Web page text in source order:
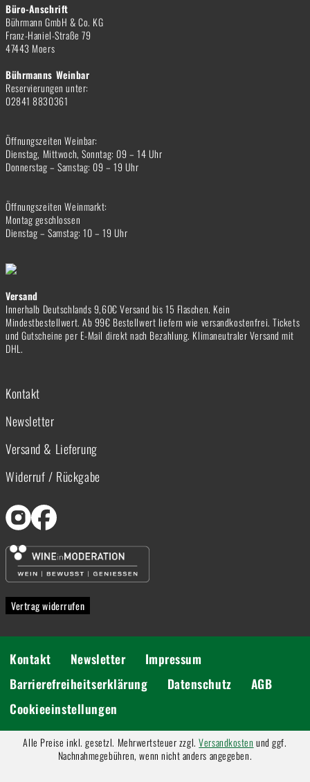
Büro-Anschrift
Bührmann GmbH & Co. KG
Franz-Haniel-Straße 79
47443 Moers
Bührmanns Weinbar
Reservierungen unter:
02841 8830361
Öffnungszeiten Weinbar:
Dienstag, Mittwoch, Sonntag: 09 – 14 Uhr
Donnerstag – Samstag: 09 – 19 Uhr
Öffnungszeiten Weinmarkt:
Montag geschlossen
Dienstag – Samstag: 10 – 19 Uhr
Versand
Innerhalb Deutschlands 9,60€ Versand bis 15 Flaschen. Kein
Mindestbestellwert. Ab 99€ Bestellwert liefern wie versandkostenfrei. Tickets
und Gutscheine per E-Mail direkt nach Bezahlung. Klimaneutraler Versand mit
DHL.
Kontakt
Newsletter
Versand & Lieferung
Widerruf / Rückgabe
Vertrag widerrufen
Kontakt Newsletter
Impressum
Barrierefreiheitserklärung
Datenschutz
AGB
Cookieeinstellungen
Alle Preise inkl. gesetzl. Mehrwertsteuer zzgl.Versandkosten und ggf.
Nachnahmegebühren, wenn nicht anders angegeben.